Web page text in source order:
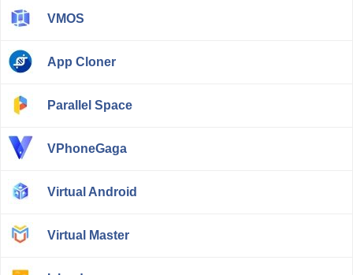
VMOS
App Cloner
Parallel Space
VPhoneGaga
Virtual Android
Virtual Master